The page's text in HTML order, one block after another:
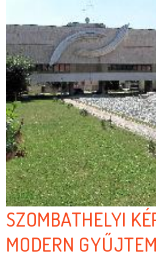
SZOMBATHELYI
MODERN